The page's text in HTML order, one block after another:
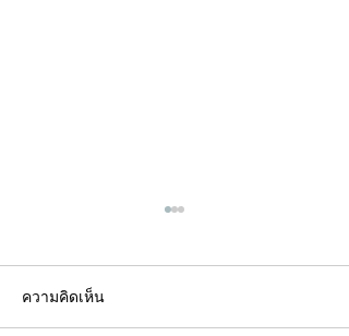
ความคิดเห็น